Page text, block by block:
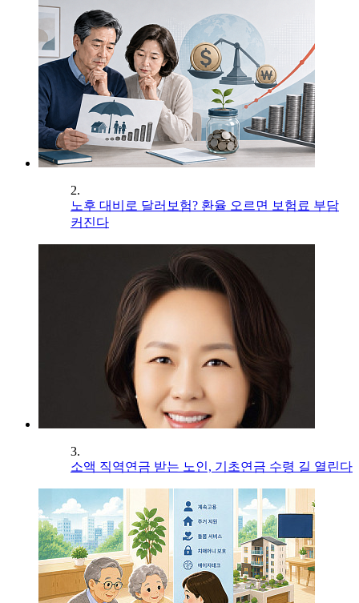
2.
노후 대비로 달러보험? 환율 오르면 보험료 부담
커진다
3.
소액 직역연금 받는 노인, 기초연금 수령 길 열린다